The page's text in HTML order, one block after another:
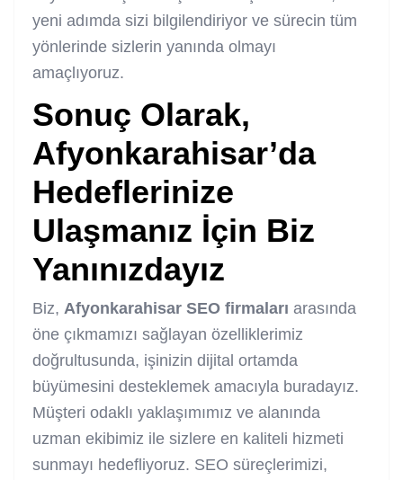
yeni adımda sizi bilgilendiriyor ve sürecin tüm
yönlerinde sizlerin yanında olmayı
amaçlıyoruz.
Sonuç Olarak,
Afyonkarahisar’da
Hedeflerinize
Ulaşmanız İçin Biz
Yanınızdayız
Biz, Afyonkarahisar SEO firmaları arasında
öne çıkmamızı sağlayan özelliklerimiz
doğrultusunda, işinizin dijital ortamda
büyümesini desteklemek amacıyla buradayız.
Müşteri odaklı yaklaşımımız ve alanında
uzman ekibimiz ile sizlere en kaliteli hizmeti
sunmayı hedefliyoruz. SEO süreçlerimizi,